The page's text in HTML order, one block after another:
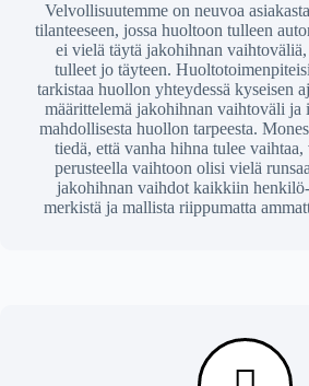
Velvollisuutemme on neuvoa
tilanteeseen, jossa huoltoon tulleen
ei vielä täytä jakohihnan
tulleet jo täyteen.
tarkistaa huollon yhteydessä kyseisen
määrittelemä jakohihnan vaihtoväli ja
mahdollisesta huollon tarpeesta.
tiedä, että vanha hihna tulee
perusteella vaihtoon olisi vielä
jakohihnan vaihdot kaikkiin
merkistä ja mallista riippumatta